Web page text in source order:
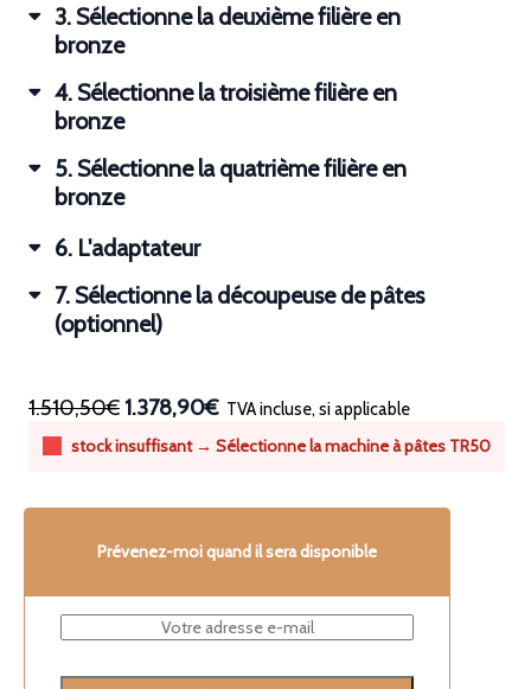
3 Sélectionne la deuxième filière en
bronze
4 Sélectionne la troisième filière en
bronze
5 Sélectionne la quatrième filière en
bronze
6 L'adaptateur
7 Sélectionne la découpeuse de pâtes
(optionnel)
1.510,50€1.378,90€ TVA incluse, si applicable
stock insuffisant → Sélectionne la machine à pâtes TR50
Prévenez-moi quand il sera disponible